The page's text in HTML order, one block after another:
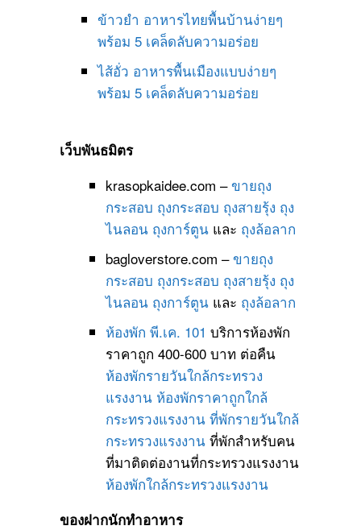
ข้าวยำ อาหารไทยพื้นบ้านง่ายๆ
พร้อม 5 เคล็ดลับความอร่อย
ไส้อั่ว อาหารพื้นเมืองแบบง่ายๆ
พร้อม 5 เคล็ดลับความอร่อย
เว็บพันธมิตร
krasopkaidee.com –ขายถุง
กระสอบ ถุงกระสอบ ถุงสายรุ้ง ถุง
ไนลอน ถุงการ์ตูนและ ถุงล้อลาก
bagloverstore.com –ขายถุง
กระสอบ ถุงกระสอบ ถุงสายรุ้ง ถุง
ไนลอน ถุงการ์ตูนและ ถุงล้อลาก
ห้องพัก พี.เค. 101 บริการห้องพัก
ราคาถูก 400-600 บาท ต่อคืน
ห้องพักรายวันใกล้กระทรวง
แรงงาน ห้องพักราคาถูกใกล้
กระทรวงแรงงาน ที่พักรายวันใกล้
กระทรวงแรงงานที่พักสำหรับคน
ที่มาติดต่องานที่กระทรวงแรงงาน
ห้องพักใกล้กระทรวงแรงงาน
ของฝากนักทำอาหาร